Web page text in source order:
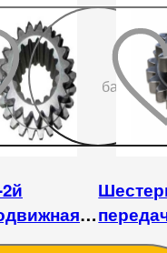
бажаного